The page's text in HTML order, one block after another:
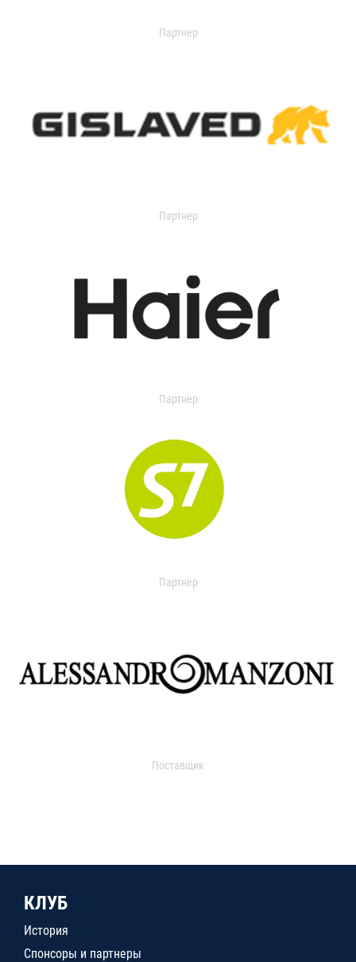
Партнер
Партнер
Партнер
Партнер
Поставщик
КЛУБ
История
Спонсоры и партнеры